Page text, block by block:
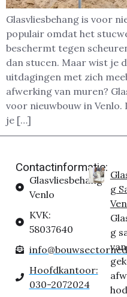
Glasvliesbehang is voor
populair omdat het
beschermt tegen
dan stucen. Maar wist je
uitdagingen met zich
afwerking van muren?
voor nieuwbouw in
je […]
Contactinformatie:
Glasvliesbehang
Venlo
KVK:
58037640
Hoofdkantoor:
030-2072024
g
g